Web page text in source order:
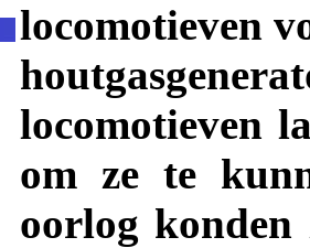
locomotieven
locomotieven
om ze te
oorlog konden